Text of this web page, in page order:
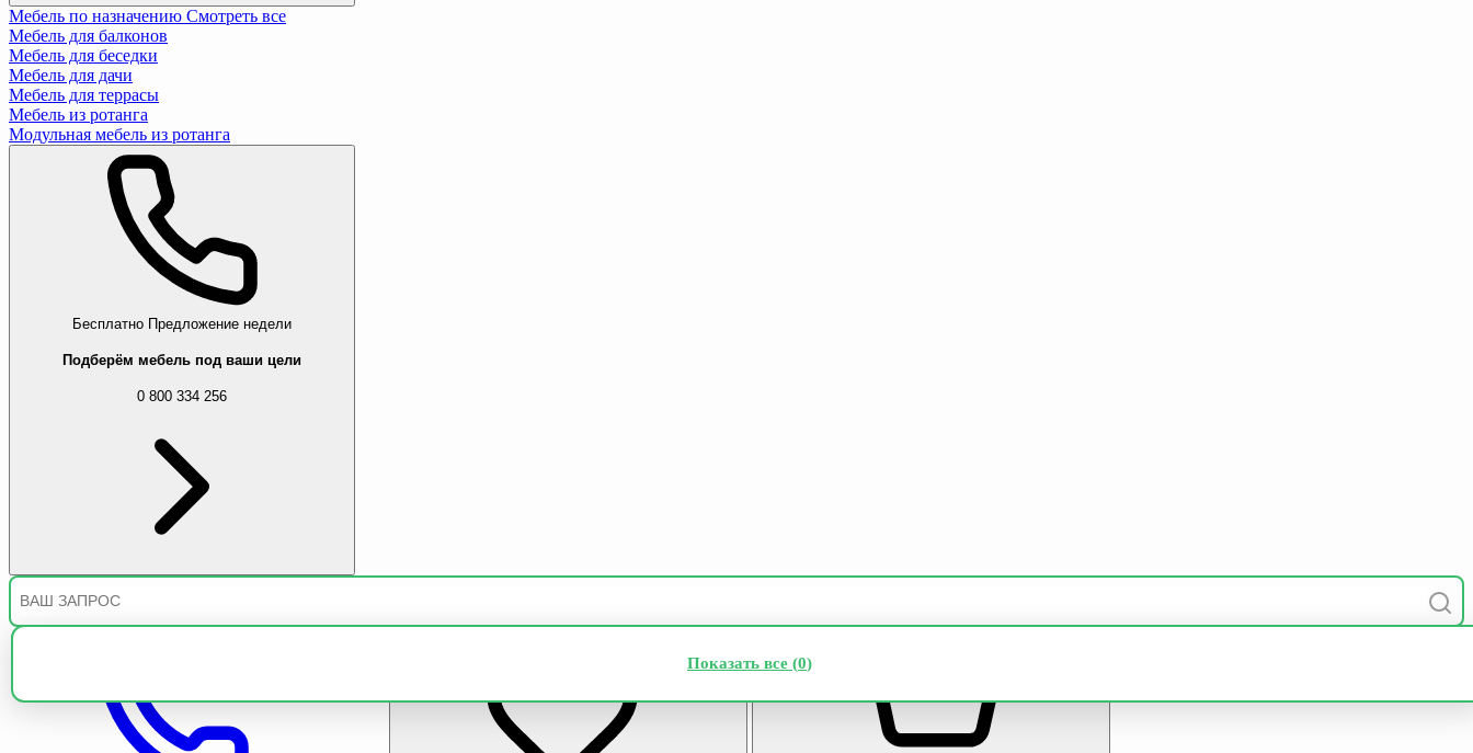
Мебель по назначению Смотреть все
Мебель для балконов
Мебель для беседки
Мебель для дачи
Мебель для террасы
Мебель из ротанга
Модульная мебель из ротанга
Бесплатно Предложение недели
Подберём мебель под ваши цели
0 800 334 256
Показать все (0)